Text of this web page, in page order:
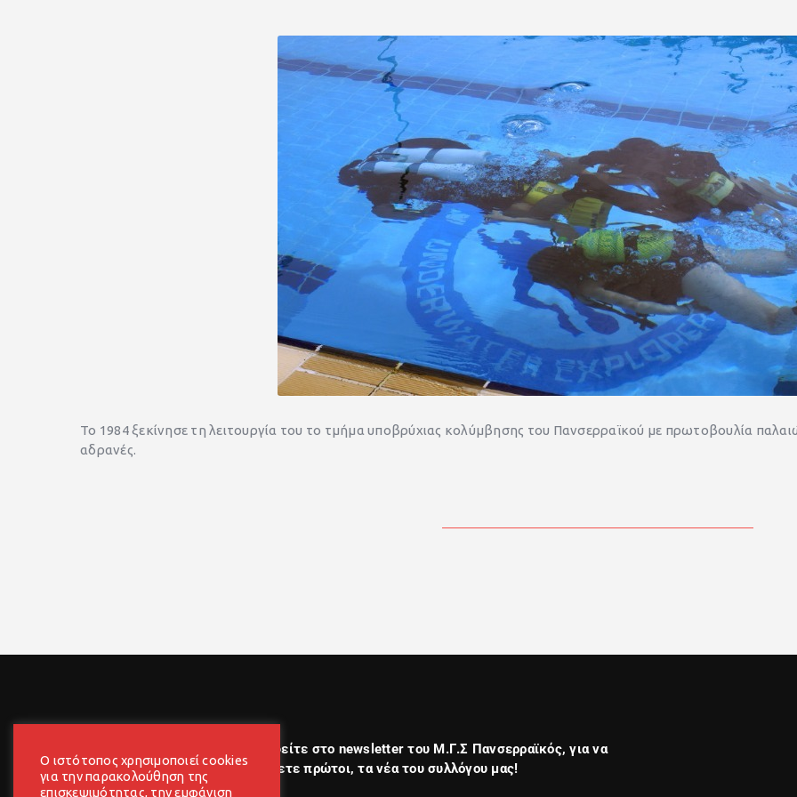
Το 1984 ξεκίνησε τη λειτουργία του το τμήμα υποβρύχιας κολύμβησης του Πανσερραϊκού με πρωτοβουλία
αδρανές.
Εγγραφείτε στο newsletter του Μ.Γ.Σ Πανσερραϊκός, για να
μαθαίνετε πρώτοι, τα νέα του συλλόγου μας!
Ο ιστότοπος χρησιμοποιεί cookies
για την παρακολούθηση της
επισκεψιμότητας, την εμφάνιση